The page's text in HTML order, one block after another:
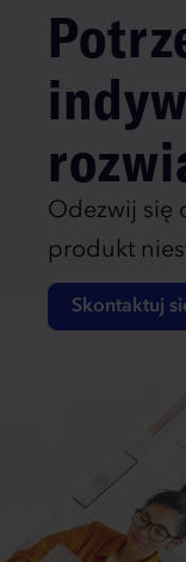
Odezwij się
produkt
Skontaktuj